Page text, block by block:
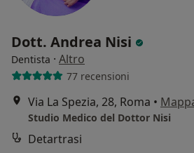
Dott. Andrea Nisi
Dentista · Altro
77 recensioni
Via La Spezia, 28, Roma •
Studio Medico del Dottor Nisi
Detartrasi